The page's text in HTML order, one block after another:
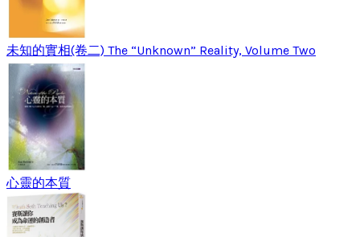
未知的實相(卷二) The “Unknown” Reality, Volume Two
心靈的本質